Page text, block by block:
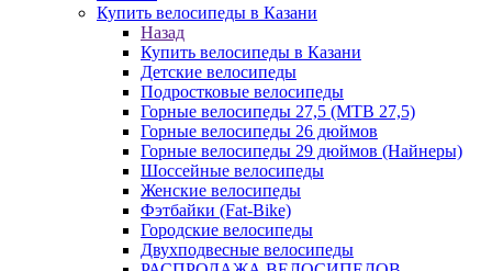
Купить велосипеды в Казани
Назад
Купить велосипеды в Казани
Детские велосипеды
Подростковые велосипеды
Горные велосипеды 27,5 (MTB 27,5)
Горные велосипеды 26 дюймов
Горные велосипеды 29 дюймов (Найнеры)
Шоссейные велосипеды
Женские велосипеды
Фэтбайки (Fat-Bike)
Городские велосипеды
Двухподвесные велосипеды